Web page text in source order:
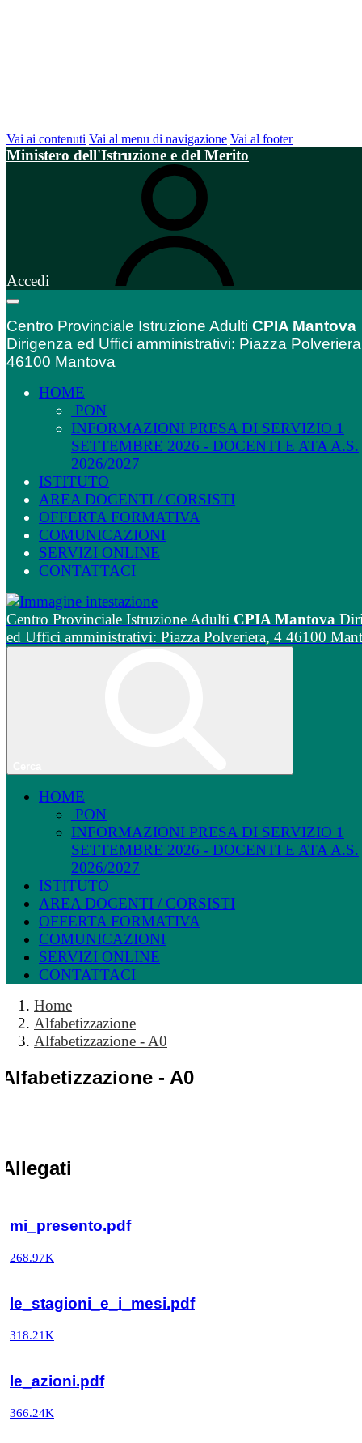
Vai ai contenuti Vai al menu di navigazione Vai al footer
Ministero dell'Istruzione e del Merito
Accedi
Centro Provinciale Istruzione Adulti CPIA Mantova
Dirigenza ed Uffici amministrativi: Piazza
46100 Mantova
HOME
PON
INFORMAZIONI PRESA DI SERVIZIO 1
SETTEMBRE 2026 - DOCENTI E ATA A.S.
2026/2027
ISTITUTO
AREA DOCENTI / CORSISTI
OFFERTA FORMATIVA
COMUNICAZIONI
SERVIZI ONLINE
CONTATTACI
Centro Provinciale Istruzione Adulti CPIA Mantova
ed Uffici amministrativi: Piazza Polveriera, 4 46100
HOME
PON
INFORMAZIONI PRESA DI SERVIZIO 1
SETTEMBRE 2026 - DOCENTI E ATA A.S.
2026/2027
ISTITUTO
AREA DOCENTI / CORSISTI
OFFERTA FORMATIVA
COMUNICAZIONI
SERVIZI ONLINE
CONTATTACI
Home
Alfabetizzazione
Alfabetizzazione - A0
Alfabetizzazione - A0
Allegati
mi_presento.pdf
268.97K
le_stagioni_e_i_mesi.pdf
318.21K
le_azioni.pdf
366.24K